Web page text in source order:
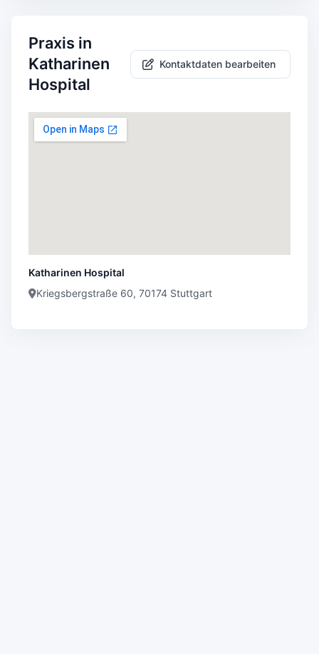
Praxis in
Katharinen
Hospital
Kontaktdaten bearbeiten
Katharinen Hospital
Kriegsbergstraße 60, 70174 Stuttgart